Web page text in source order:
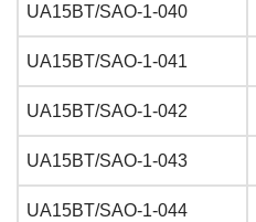
UA15BT/SAO-1-040
UA15BT/SAO-1-041
UA15BT/SAO-1-042
UA15BT/SAO-1-043
UA15BT/SAO-1-044